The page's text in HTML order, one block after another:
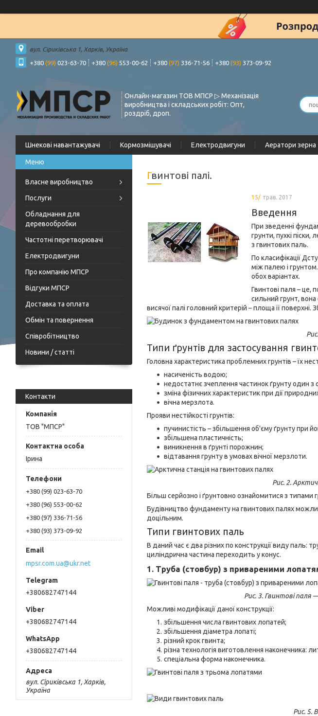
вул. Сіриківська 1, Харків, Україна
+380 (99) 023-63-70 +380 (96) 553-00-62 +380 (97) 336-71-56 +380 (93) 373-09-92
Онлайн-магазин ТОВ МПСР ▷ Механізація
виробництва і складських робіт: Опт,
роздріб, дроп.
Шнекові навантажувачі Кормозмішувачі Електродвигуни Аератори зерна
Власне виробництво
Послуги
Обладнання для
деревообробки
Частотні перетворювачі
Електродвигуни
Про компанію МПСР
Відгуки МПСР
Доставка та оплата
Обмін та повернення
Співробітництво
Новини / статті
Контакти
ТОВ "МПСР"
Ірина
+380 (99) 023-63-70
+380 (96) 553-00-62
+380 (97) 336-71-56
+380 (93) 373-09-92
mpsr.com.ua@ukr.net
+380682747144
+380682747144
+380682747144
вул. Сіриківська 1, Харків,
Україна
Гвинтові палі.
15/ трав. 2017
Введення
При зведенні
грунти, пухкі
з гвинтових паль.
По класифікації
між палею і
обох варіантах.
Гвинтові паля – це,
сильний грунт,
висячої палі головний критерій – площа її
Типи ґрунтів для застосування
Головна характеристика проблемних грунтів – їх
насиченість водою;
недостатнє зчеплення частинок ґрунту один з
зміна фізичних характеристик при дії
вічна мерзлота.
Прояви нестійкості грунтів:
пучинистість – збільшення об'єму ґрунту при
збільшена пластичність;
виникнення в ґрунті порожнин;
відтавання грунту в умовах вічної мерзлоти.
Рис. 2.
Більш серйозно і ґрунтовно ознайомитися з типами
Будівництво фундаменту на гвинтових палях
доцільним.
Типи гвинтових паль
В даний час є два різних по конструкції виду паль:
циліндрична частина переходить у конус.
1. Труба (стовбур) з привареними
Рис. 3. Гвинтові
Можливі модифікації даної конструкції:
збільшення числа гвинтових лопатей;
збільшення діаметра лопаті;
різний крок гвинта;
різна технологія виготовлення наконечника:
спеціальна форма наконечника.
Рис. 5.